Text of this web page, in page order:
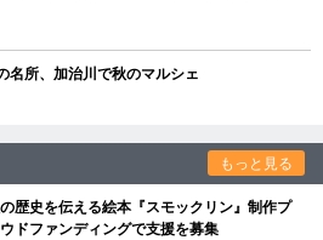
名所、加治川で秋のマルシェ
もっと見る
歴史を伝える絵本『スモックリン』制作プ
ドファンディングで支援を募集